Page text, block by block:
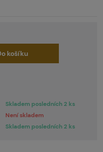
košíku
Skladem posledních 2 ks
Není skladem
Skladem posledních 2 ks